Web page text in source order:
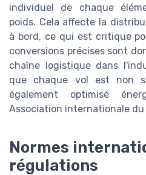
individuel de chaque
poids. Cela affecte la
à bord, ce qui est critique
conversions précises sont
chaîne logistique dans
que chaque vol est non
également optimisé
Association internationale
Normes
régulations